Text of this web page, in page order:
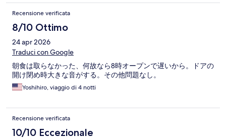
Recensione verificata
8/10 Ottimo
24 apr 2026
Traduci con Google
朝食は取らなかった、何故なら8時オープンで遅いから。ドアの
開け閉め時大きな音がする。その他問題なし。
Yoshihiro, viaggio di 4 notti
Recensione verificata
10/10 Eccezionale